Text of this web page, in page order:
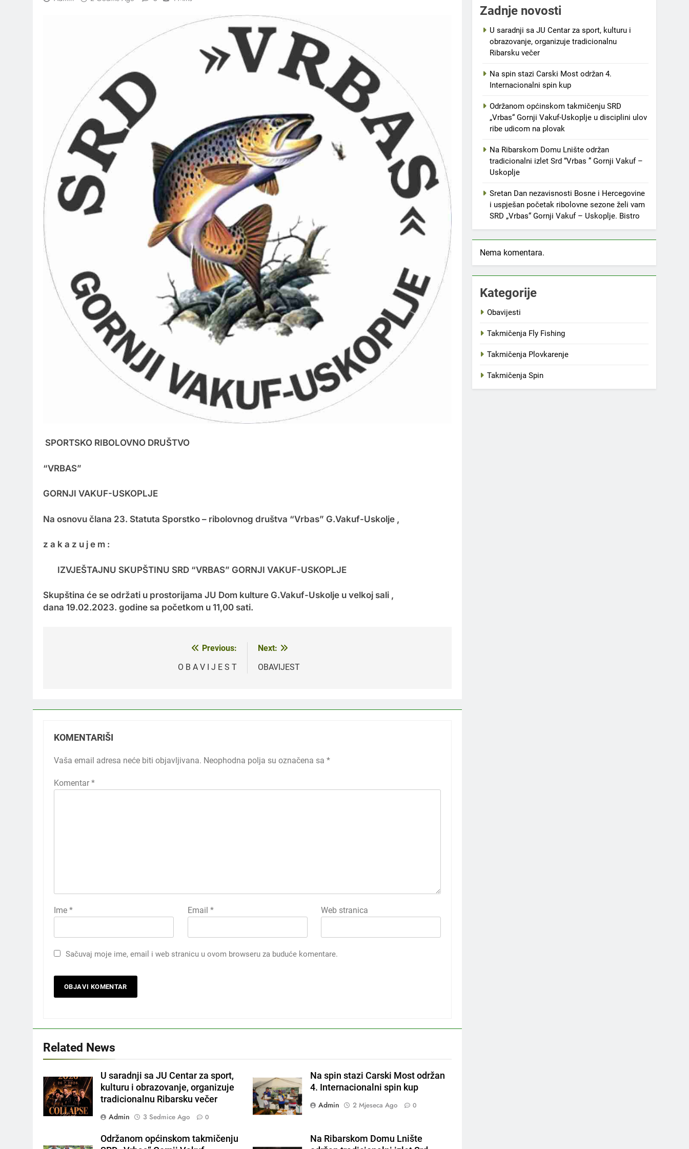
SPORTSKO RIBOLOVNO DRUŠTVO
“VRBAS”
GORNJI VAKUF-USKOPLJE
Na osnovu člana 23. Statuta Sporstko – ribolovnog društva “Vrbas” G.Vakuf-Uskolje ,
z a k a z u j e m :
IZVJEŠTAJNU SKUPŠTINU SRD “VRBAS” GORNJI VAKUF-USKOPLJE
Skupština će se održati u prostorijama JU Dom kulture G.Vakuf-Uskolje u velkoj sali ,
dana 19.02.2023. godine sa početkom u 11,00 sati.
Previous:
O B A V I J E S T
Next:
OBAVIJEST
KOMENTARIŠI
Vaša email adresa neće biti objavljivana. Neophodna polja su označena sa *
Komentar *
Ime * Email * Web stranica
Sačuvaj moje ime, email i web stranicu u ovom browseru za buduće komentare.
Related News
U saradnji sa JU Centar za sport,
kulturu i obrazovanje, organizuje
tradicionalnu Ribarsku večer
Admin
3 Sedmice Ago 0
Na spin stazi Carski Most održan
4. Internacionalni spin kup
Admin
2 Mjeseca Ago 0
Održanom općinskom takmičenju
Na Ribarskom Domu Lnište
Zadnje novosti
U saradnji sa JU Centar za sport, kulturu i
obrazovanje, organizuje tradicionalnu
Ribarsku večer
Na spin stazi Carski Most održan 4.
Internacionalni spin kup
Održanom općinskom takmičenju SRD
„Vrbas“ Gornji Vakuf-Uskoplje u disciplini ulov
ribe udicom na plovak
Na Ribarskom Domu Lnište održan
tradicionalni izlet Srd “Vrbas ” Gornji Vakuf –
Uskoplje
Sretan Dan nezavisnosti Bosne i Hercegovine
i uspješan početak ribolovne sezone želi vam
SRD „Vrbas“ Gornji Vakuf – Uskoplje. Bistro
Nema komentara.
Kategorije
Obavijesti
Takmičenja Fly Fishing
Takmičenja Plovkarenje
Takmičenja Spin